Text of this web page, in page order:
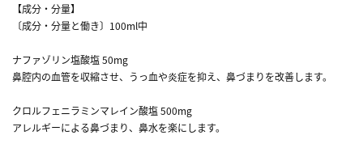
【成分・分量】
〔成分・分量と働き〕100ml中
ナファゾリン塩酸塩 50mg
鼻腔内の血管を収縮させ、うっ血や炎症を抑え、鼻づまりを改善します。
クロルフェニラミンマレイン酸塩 500mg
アレルギーによる鼻づまり、鼻水を楽にします。